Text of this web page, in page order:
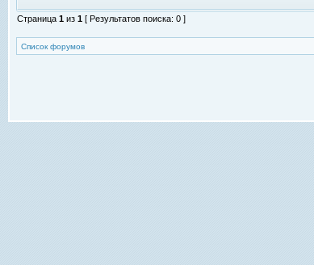
Страница 1 из 1 [ Результатов поиска: 0 ]
Список форумов